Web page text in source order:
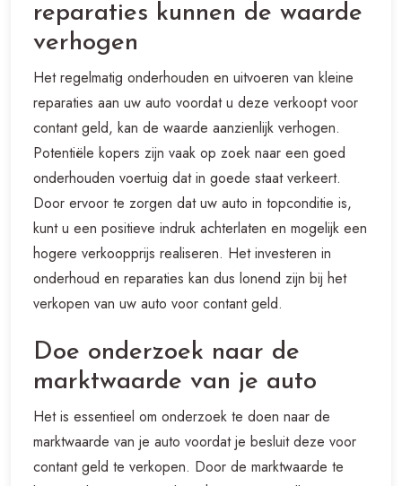
reparaties kunnen de waarde
verhogen
Het regelmatig onderhouden en uitvoeren van kleine
reparaties aan uw auto voordat u deze verkoopt voor
contant geld, kan de waarde aanzienlijk verhogen.
Potentiële kopers zijn vaak op zoek naar een goed
onderhouden voertuig dat in goede staat verkeert.
Door ervoor te zorgen dat uw auto in topconditie is,
kunt u een positieve indruk achterlaten en mogelijk een
hogere verkoopprijs realiseren. Het investeren in
onderhoud en reparaties kan dus lonend zijn bij het
verkopen van uw auto voor contant geld.
Doe onderzoek naar de
marktwaarde van je auto
Het is essentieel om onderzoek te doen naar de
marktwaarde van je auto voordat je besluit deze voor
contant geld te verkopen. Door de marktwaarde te